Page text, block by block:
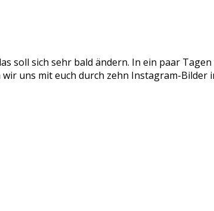
soll sich sehr bald ändern. In ein paar
uns mit euch durch zehn Instagram-Bilder